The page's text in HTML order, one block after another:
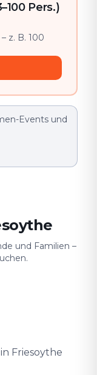
Pers.)
z. B. 100
Events und
und Familien –
Friesoythe